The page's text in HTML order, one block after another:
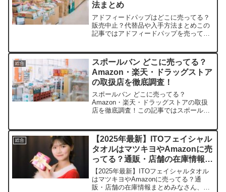
法まとめ
アドフィードパップはどこに売ってる？
販売中止？代替品や入手方法まとめこの
記事ではアドフィードパップを売ってい
フィードパップが話題？販売中止・供給
停止の真相アドフィードパ...
総合
スポールバン どこに売ってる？
Amazon・楽天・ドラッグストア
の取扱店を徹底調査！
スポールバン どこに売ってる？
Amazon・楽天・ドラッグストアの取扱
店を徹底調査！この記事ではスポールバ
ます。店舗価格（10本入り）送料特徴
Amazon1,200円無...
総合
【2025年最新】ITOフェイシャル
タオルはマツキヨやAmazonに売
ってる？通販・店舗の在庫情報ま
とめ
【2025年最新】ITOフェイシャルタオル
はマツキヨやAmazonに売ってる？通
販・店舗の在庫情報まとめみなさん、毎